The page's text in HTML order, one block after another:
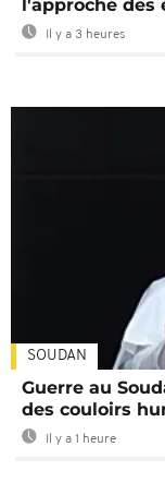
l'approche des
Il y a 3 heures
SOUDAN
Guerre au
des couloirs
Il y a 1 heure